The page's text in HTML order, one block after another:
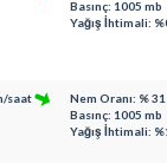
Basınç: 1005 mb
Yağış İhtimali:
saat
Nem Oranı: % 31
Basınç: 1005 mb
Yağış İhtimali: